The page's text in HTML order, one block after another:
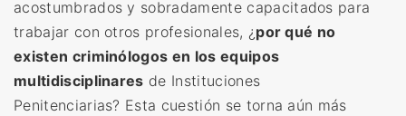
acostumbrados y sobradamente capacitados para
trabajar con otros profesionales, ¿ por qué no
existen criminólogos en los equipos
multidisciplinares de Instituciones
Penitenciarias? Esta cuestión se torna aún más